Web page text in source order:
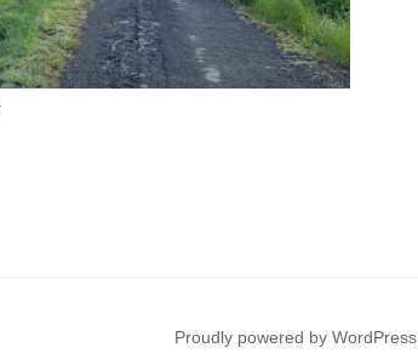
Proudly powered by WordPress